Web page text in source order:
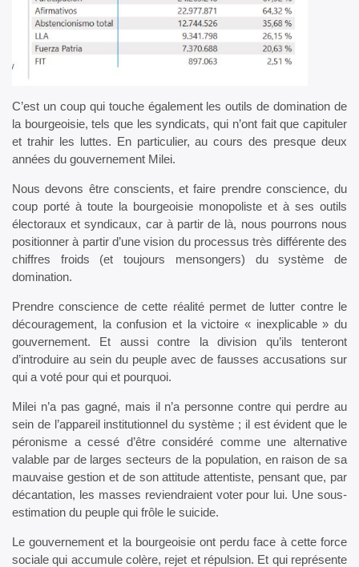
C’est un coup qui touche également les outils de domination de
la bourgeoisie, tels que les syndicats, qui n’ont fait que capituler
et trahir les luttes. En particulier, au cours des presque deux
années du gouvernement Milei.
Nous devons être conscients, et faire prendre conscience, du
coup porté à toute la bourgeoisie monopoliste et à ses outils
électoraux et syndicaux, car à partir de là, nous pourrons nous
positionner à partir d’une vision du processus très différente des
chiffres froids (et toujours mensongers) du système de
domination.
Prendre conscience de cette réalité permet de lutter contre le
découragement, la confusion et la victoire « inexplicable » du
gouvernement. Et aussi contre la division qu’ils tenteront
d’introduire au sein du peuple avec de fausses accusations sur
qui a voté pour qui et pourquoi.
Milei n’a pas gagné, mais il n’a personne contre qui perdre au
sein de l’appareil institutionnel du système ; il est évident que le
péronisme a cessé d’être considéré comme une alternative
valable par de larges secteurs de la population, en raison de sa
mauvaise gestion et de son attitude attentiste, pensant que, par
décantation, les masses reviendraient voter pour lui. Une sous-
estimation du peuple qui frôle le suicide.
Le gouvernement et la bourgeoisie ont perdu face à cette force
sociale qui accumule colère, rejet et répulsion. Et qui représente